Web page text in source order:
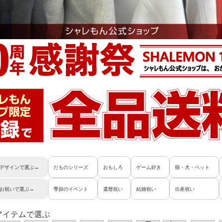
デザインで選ぶ→ だものシリーズ おもしろ ゲーム好き 猫・犬・ペット
お祝いで選ぶ→ 季節のイベント 還暦祝い 結婚祝い 出産祝い
イテムで選ぶ